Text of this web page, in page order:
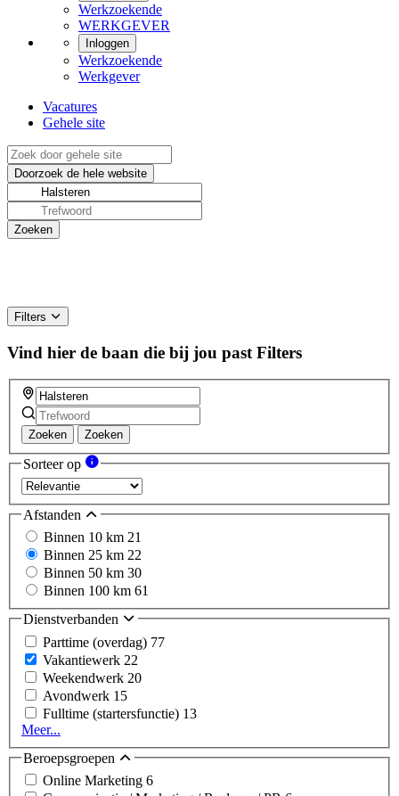
Werkzoekende
WERKGEVER
Inloggen
Werkzoekende
Werkgever
Vacatures
Gehele site
Filters
Vind hier de baan die bij jou past Filters
Zoeken Zoeken
Sorteer op
Afstanden
Binnen 10 km 21
Binnen 25 km 22
Binnen 50 km 30
Binnen 100 km 61
Dienstverbanden
Parttime (overdag) 77
Vakantiewerk 22
Weekendwerk 20
Avondwerk 15
Fulltime (startersfunctie) 13
Meer...
Beroepsgroepen
Online Marketing 6